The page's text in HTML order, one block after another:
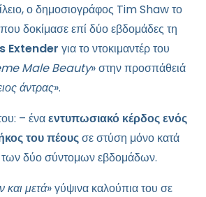
ο δημοσιογράφος Tim Shaw το
δοκίμασε επί δύο εβδομάδες τη
Extender για το ντοκιμαντέρ του
Male Beauty» στην προσπάθειά
άντρας».
– έναεντυπωσιακό κέρδος ενός
του πέουςσε στύση μόνο κατά
των δύο σύντομων εβδομάδων.
και μετά» γύψινα καλούπια του σε